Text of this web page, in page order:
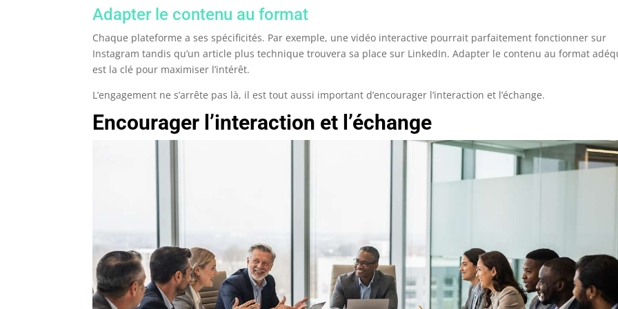
Adapter le contenu au format
Chaque plateforme a ses spécificités. Par exemple, une vidéo interactive pourrait parfaitement fonctionner sur
Instagram tandis qu’un article plus technique trouvera sa place sur LinkedIn. Adapter le contenu au format
est la clé pour maximiser l’intérêt.
L’engagement ne s’arrête pas là, il est tout aussi important d’encourager l’interaction et l’échange.
Encourager l’interaction et l’échange